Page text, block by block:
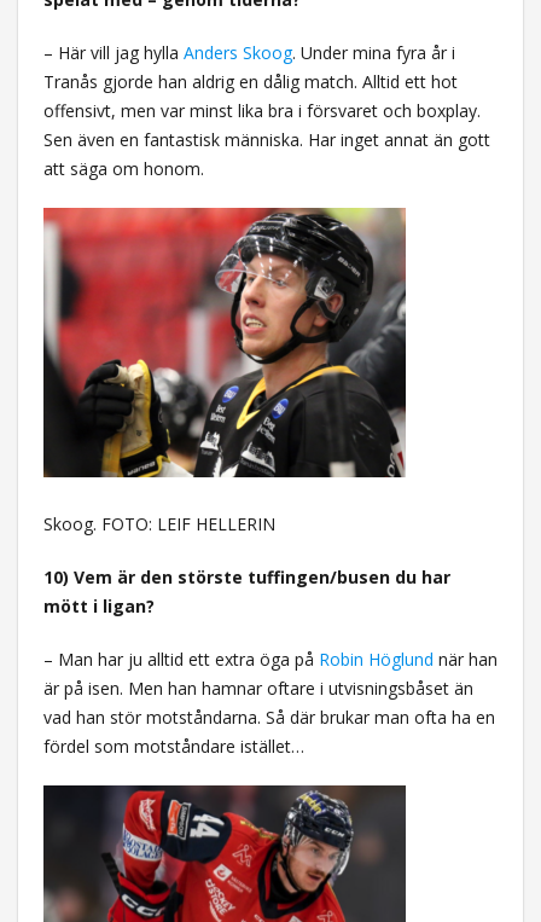
– Här vill jag hylla Anders Skoog. Under mina fyra år i
Tranås gjorde han aldrig en dålig match. Alltid ett hot
offensivt, men var minst lika bra i försvaret och boxplay.
Sen även en fantastisk människa. Har inget annat än gott
att säga om honom.
Skoog. FOTO: LEIF HELLERIN
10) Vem är den störste tuffingen/busen du har
mött i ligan?
– Man har ju alltid ett extra öga på Robin Höglund när han
är på isen. Men han hamnar oftare i utvisningsbåset än
vad han stör motståndarna. Så där brukar man ofta ha en
fördel som motståndare istället…